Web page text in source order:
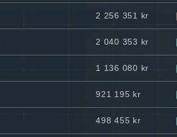
2 256 351 kr
2 040 353 kr
1 136 080 kr
921 195 kr
498 455 kr